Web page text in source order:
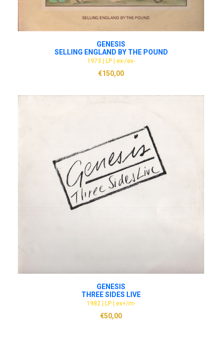
ADD TO CART
GENESIS
SELLING ENGLAND BY THE POUND
1973 | LP | ex-/ex-
€150,00
ADD TO CART
GENESIS
THREE SIDES LIVE
1982 | LP | ex+/m-
€50,00